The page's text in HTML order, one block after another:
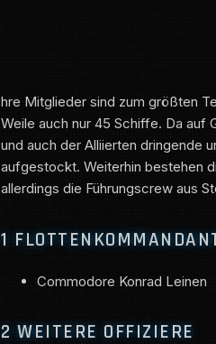
hre Mitglieder sind zum größten
Weile auch nur 45 Schiffe. Da auf
und auch der Alliierten dringende
aufgestockt. Weiterhin bestehen
allerdings die Führungscrew aus
1
Commodore Konrad Leinen
2WEITERE OFFIZIERE